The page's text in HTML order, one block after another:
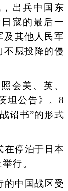
出兵中国东
寇的最后一
及其他人民军
不愿投降的侵
会美、英、
坦公告》。8
诏书”的形式
停泊于日本
行。
中国战区受